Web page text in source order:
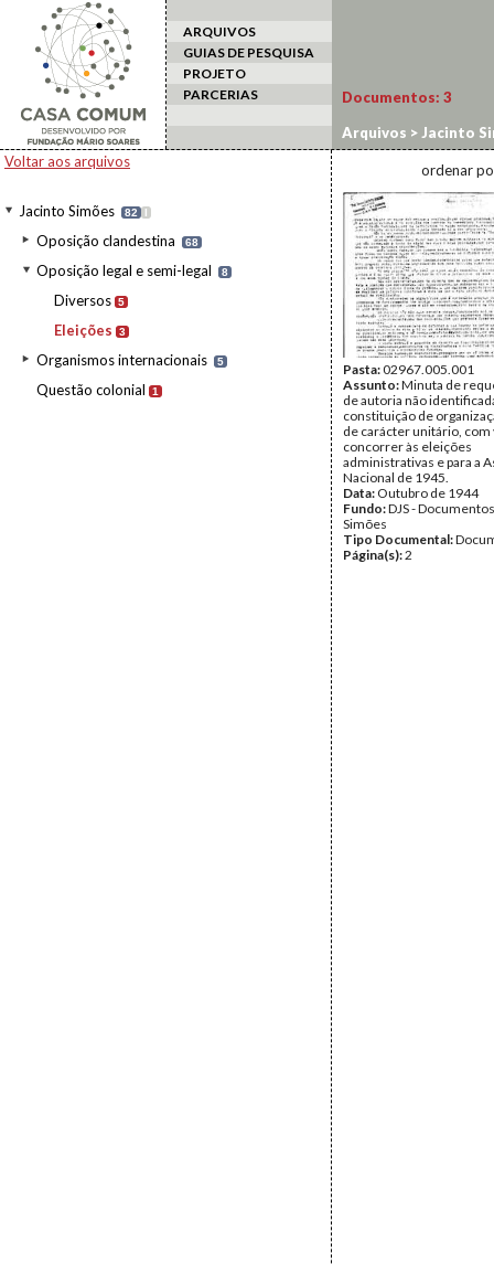
ARQUIVOS
GUIAS DE PESQUISA
PROJETO
PARCERIAS
Voltar aos arquivos
Jacinto Simões 82 I
Oposição clandestina 68
Oposição legal e semi-legal 8
Diversos 5
Eleições 3
Organismos internacionais 5
Questão colonial 1
Documentos: 3
Arquivos > Jacinto
ordenar
Pasta:02967.005.001
Assunto:Minuta de
de autoria não
constituição de
de carácter unitário, com
concorrer às eleições
administrativas e para a
Nacional de 1945.
Data: Outubro de 1944
Fundo:DJS -
Simões
Tipo Documental:
Página(s):2